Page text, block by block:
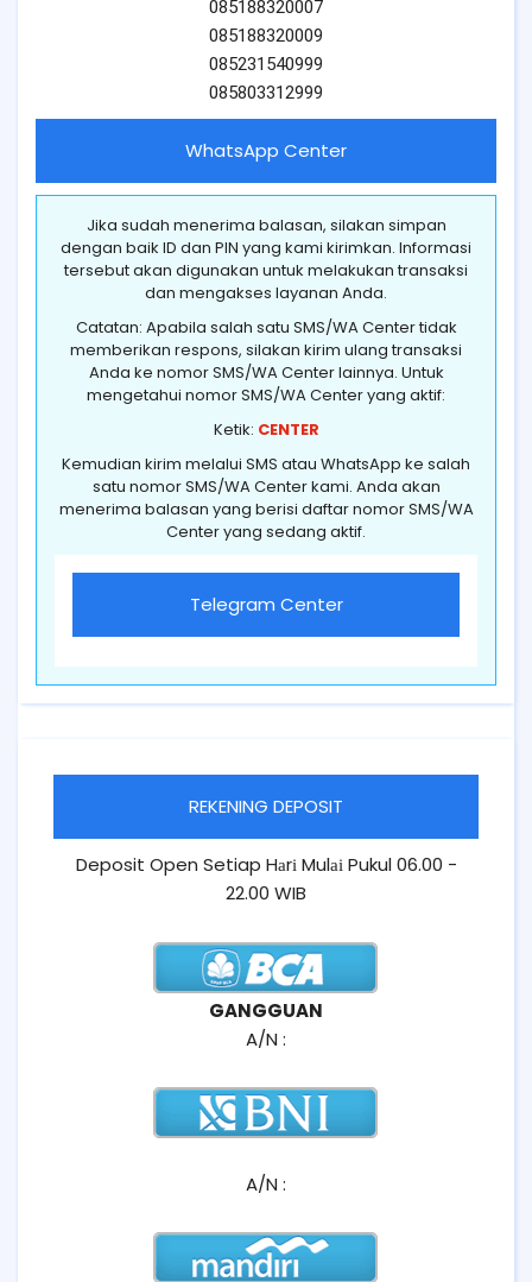
085188320007
085188320009
085231540999
085803312999
WhatsApp Center
Jika sudah menerima balasan, silakan simpan
dengan baik ID dan PIN yang kami kirimkan. Informasi
tersebut akan digunakan untuk melakukan transaksi
dan mengakses layanan Anda.
Catatan: Apabila salah satu SMS/WA Center tidak
memberikan respons, silakan kirim ulang transaksi
Anda ke nomor SMS/WA Center lainnya. Untuk
mengetahui nomor SMS/WA Center yang aktif:
Ketik: CENTER
Kemudian kirim melalui SMS atau WhatsApp ke salah
satu nomor SMS/WA Center kami. Anda akan
menerima balasan yang berisi daftar nomor SMS/WA
Center yang sedang aktif.
Telegram Center
REKENING DEPOSIT
Deposit Open Setiap Hаrі Mulаі Pukul 06.00 -
22.00 WIB
GANGGUAN
A/N :
A/N :